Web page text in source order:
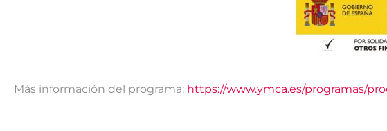
Más información del programa: https://www.ymca.es/programas/